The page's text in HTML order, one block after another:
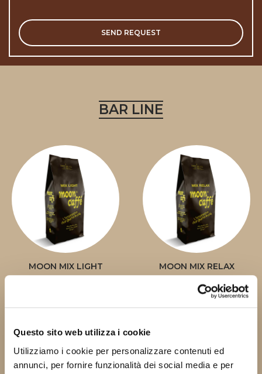
Questo sito web utilizza i cookie
Utilizziamo i cookie per personalizzare contenuti ed
annunci, per fornire funzionalità dei social media e per
BAR LINE
MOON MIX LIGHT MOON MIX RELAX